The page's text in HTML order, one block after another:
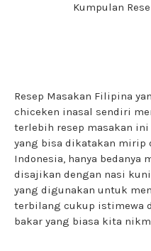
Kumpulan
Resep Masakan Filipina
chiceken inasal sendiri
terlebih resep masakan
yang bisa dikatakan mirip
Indonesia, hanya bedanya
disajikan dengan nasi
yang digunakan untuk
terbilang cukup istimewa
bakar yang biasa kita